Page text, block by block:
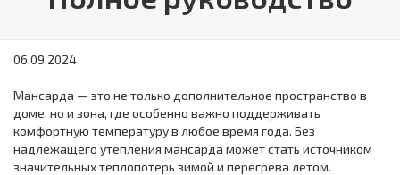
06.09.2024
Мансарда — это не только дополнительное пространство в
доме, но и зона, где особенно важно поддерживать
комфортную температуру в любое время года. Без
надлежащего утепления мансарда может стать источником
значительных теплопотерь зимой и перегрева летом.